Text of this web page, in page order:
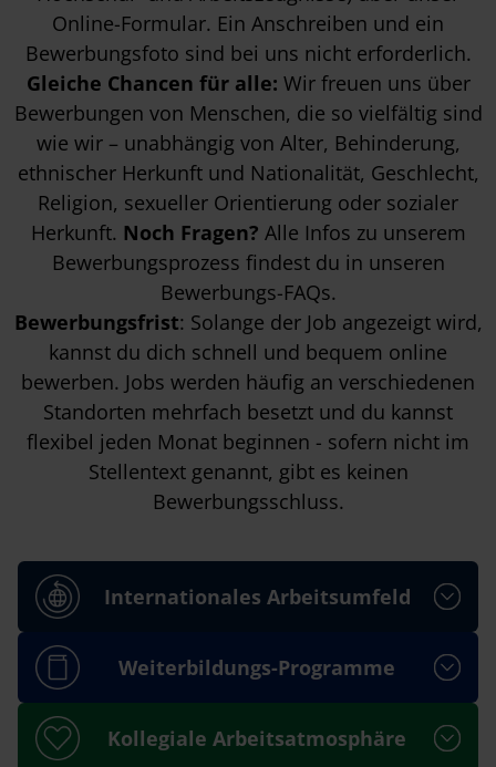
Online-Formular. Ein Anschreiben und ein
Bewerbungsfoto sind bei uns nicht erforderlich.
Gleiche Chancen für alle: Wir freuen uns über
Bewerbungen von Menschen, die so vielfältig sind
wie wir – unabhängig von Alter, Behinderung,
ethnischer Herkunft und Nationalität, Geschlecht,
Religion, sexueller Orientierung oder sozialer
Herkunft. Noch Fragen? Alle Infos zu unserem
Bewerbungsprozess findest du in unseren
Bewerbungs-FAQs.
Bewerbungsfrist: Solange der Job angezeigt wird,
kannst du dich schnell und bequem online
bewerben. Jobs werden häufig an verschiedenen
Standorten mehrfach besetzt und du kannst
flexibel jeden Monat beginnen - sofern nicht im
Stellentext genannt, gibt es keinen
Bewerbungsschluss.
Internationales Arbeitsumfeld
Weiterbildungs-Programme
Kollegiale Arbeitsatmosphäre